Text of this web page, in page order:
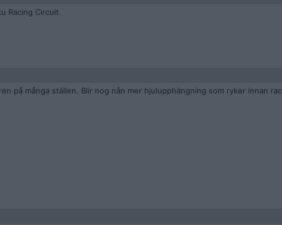
Racing Circuit.
på många ställen. Blir nog nån mer hjulupphängning som ryker innan